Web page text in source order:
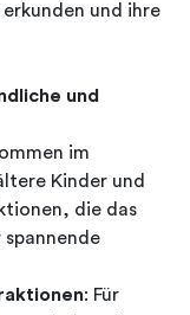
und ihre
und
im
Kinder und
die das
: Für